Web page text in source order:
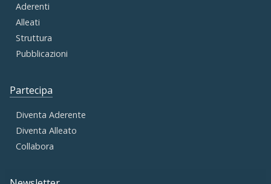
Aderenti
Alleati
Struttura
Pubblicazioni
Partecipa
Diventa Aderente
Diventa Alleato
Collabora